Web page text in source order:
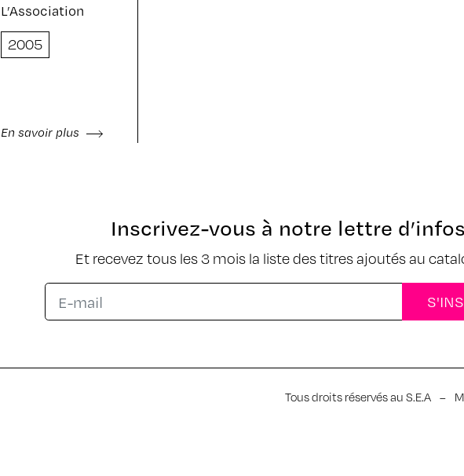
L’Association
2005
En savoir plus
Inscrivez-vous à notre lettre d’infos
Et recevez tous les 3 mois la liste des titres ajoutés au
Tous droits réservés au S.E.A –